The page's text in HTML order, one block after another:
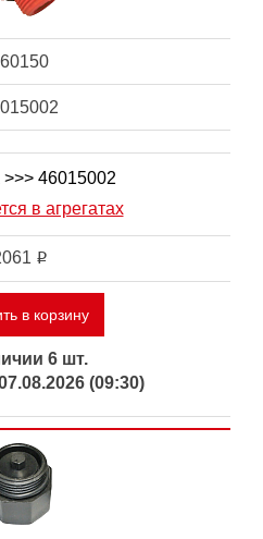
46015002
в агрегатах
i
в корзину
6 шт.
(09:30)